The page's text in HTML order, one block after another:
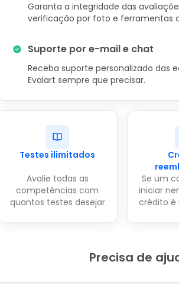
Garanta a integridade das
verificação por foto e ferramentas
Suporte por e-mail e chat
Receba suporte personalizado das
Evalart sempre que precisar.
Testes ilimitados
Avalie todas as
competências com
quantos testes desejar
Se um
iniciar
crédito é
Precisa de